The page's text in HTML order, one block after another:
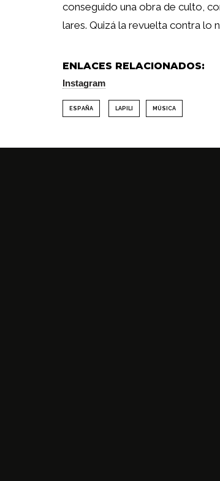
conseguido una obra de culto,
lares. Quizá la revuelta contra lo
ENLACES RELACIONADOS:
Instagram
ESPAÑA LAPILI MÚSICA